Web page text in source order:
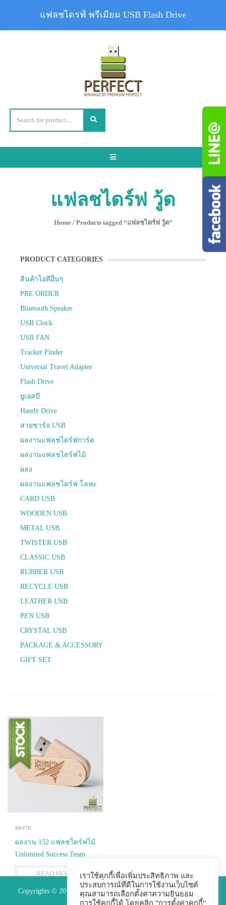
Toggle
แฟลชไดร์ฟ วู้ด
Home/ Products tagged “แฟลชไดร์ฟ วู้ด”
PRODUCT CATEGORIES
สินค้าไอทีอื่นๆ
PRE ORDER
Bluetooth Speaker
USB Clock
USB FAN
Tracker Finder
Universal Travel Adapter
Flash Drive
ยูเอสบี
Handy Drive
สายชาร์จ USB
ผลงานแฟลชไดร์ฟการ์ด
ผลงานแฟลชไดร์ฟไม้
ผลง
ผลงานแฟลชไดร์ฟ โลหะ
CARD USB
WOODEN USB
METAL USB
TWISTER USB
CLASSIC USB
RUBBER USB
RECYCLE USB
LEATHER USB
PEN USB
CRYSTAL USB
PACKAGE & ACCESSORY
GIFT SET
ผลงาน
ผลงาน 152 แฟลชไดร์ฟไม้
Unlimited Success Team
READ MORE
Copyrights © 2015 Premium Perfect Co.,ltd. All Rights Reserved.
เราใช้คุกกี้เพื่อเพิ่มประสิทธิภาพ และ
ประสบการณ์ที่ดีในการใช้งานเว็บไซต์
คุณสามารถเลือกตั้งค่าความยินยอม
การใช้คุกกี้ได้ โดยคลิก "การตั้งค่าคุกกี้"
แฟลชไดรฟ์ พรีเมียม USB Flash Drive